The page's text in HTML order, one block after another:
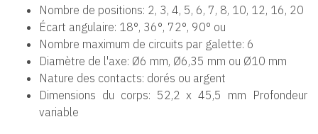
Nombre de positions: 2, 3, 4, 5, 6, 7, 8, 10, 12, 16, 20
Écart angulaire: 18°, 36°, 72°, 90° ou
Nombre maximum de circuits par galette: 6
Diamètre de l'axe: Ø6 mm, Ø6,35 mm ou Ø10 mm
Nature des contacts: dorés ou argent
Dimensions du corps: 52,2 x 45,5 mm Profondeur
variable